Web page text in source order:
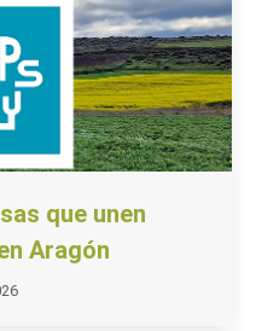
que unen
Aragón